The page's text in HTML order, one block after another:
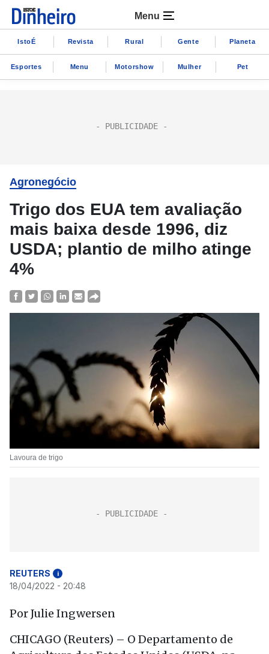
Menu
IstoÉ Revista Rural Gente Planeta
Esportes Menu Motorshow Mulher Pet
Agronegócio
Trigo dos EUA tem avaliação
mais baixa desde 1996, diz
USDA; plantio de milho atinge
4%
Lavoura de trigo
REUTERS i
18/04/2022 - 20:48
Por Julie Ingwersen
CHICAGO (Reuters) – O Departamento de